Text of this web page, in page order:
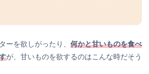
ーを欲しがったり、 何かと甘いものを食べ
が、甘いものを欲するのはこんな時だそう